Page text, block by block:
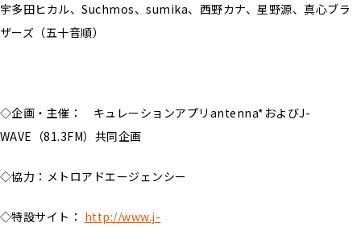
宇多田ヒカル、Suchmos、sumika、西野カナ、星野源、真心ブラ
ザーズ（五十音順）
◇企画・主催： キュレーションアプリantenna*およびJ-
WAVE（81.3FM）共同企画
◇協力：メトロアドエージェンシー
◇特設サイト： http://www.j-